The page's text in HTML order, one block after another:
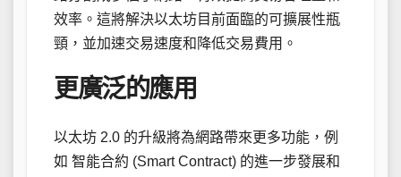
效率。這將解決以太坊目前面臨的可擴展性瓶
頸，並加速交易速度和降低交易費用。
更廣泛的應用
以太坊 2.0 的升級將為網路帶來更多功能，例
如 智能合約 (Smart Contract) 的進一步發展和